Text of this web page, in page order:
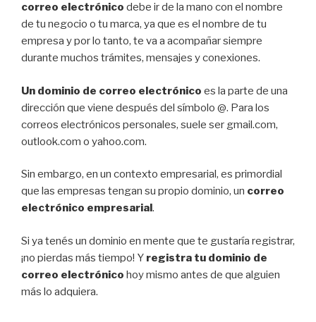
correo electrónico debe ir de la mano con el nombre
de tu negocio o tu marca, ya que es el nombre de tu
empresa y por lo tanto, te va a acompañar siempre
durante muchos trámites, mensajes y conexiones.
Un dominio de correo electrónico es la parte de una
dirección que viene después del símbolo @. Para los
correos electrónicos personales, suele ser gmail.com,
outlook.com o yahoo.com.
Sin embargo, en un contexto empresarial, es primordial
que las empresas tengan su propio dominio, un correo
electrónico empresarial.
Si ya tenés un dominio en mente que te gustaría registrar,
¡no pierdas más tiempo! Y registra tu dominio de
correo electrónico hoy mismo antes de que alguien
más lo adquiera.